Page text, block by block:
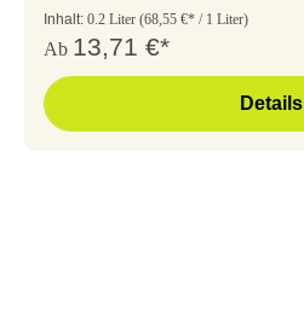
Inhalt: 0.2 Liter (68,55 €* / 1 Liter)
Ab 13,71 €*
Details